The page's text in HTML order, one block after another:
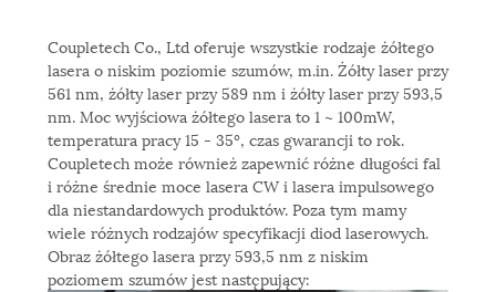
Coupletech Co., Ltd oferuje wszystkie rodzaje żółtego
lasera o niskim poziomie szumów, m.in. Żółty laser przy
561 nm, żółty laser przy 589 nm i żółty laser przy 593,5
nm. Moc wyjściowa żółtego lasera to 1 ~ 100mW,
temperatura pracy 15 - 35º, czas gwarancji to rok.
Coupletech może również zapewnić różne długości fal
i różne średnie moce lasera CW i lasera impulsowego
dla niestandardowych produktów. Poza tym mamy
wiele różnych rodzajów specyfikacji diod laserowych.
Obraz żółtego lasera przy 593,5 nm z niskim
poziomem szumów jest następujący: